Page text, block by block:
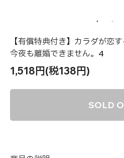
【有償特典付き】カラダが恋
今夜も離婚できません。4
1,518円(税138円)
SOLD